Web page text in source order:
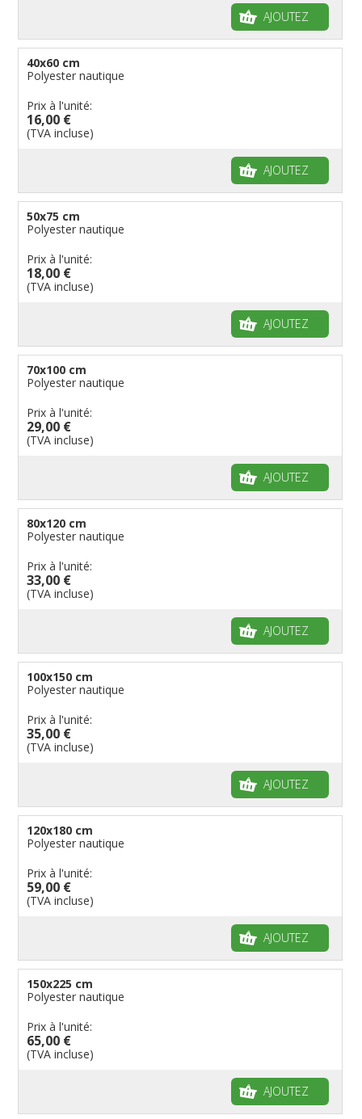
AJOUTEZ
40x60 cm
Polyester nautique
Prix à l'unité:
16,00 €
(TVA incluse)
AJOUTEZ
50x75 cm
Polyester nautique
Prix à l'unité:
18,00 €
(TVA incluse)
AJOUTEZ
70x100 cm
Polyester nautique
Prix à l'unité:
29,00 €
(TVA incluse)
AJOUTEZ
80x120 cm
Polyester nautique
Prix à l'unité:
33,00 €
(TVA incluse)
AJOUTEZ
100x150 cm
Polyester nautique
Prix à l'unité:
35,00 €
(TVA incluse)
AJOUTEZ
120x180 cm
Polyester nautique
Prix à l'unité:
59,00 €
(TVA incluse)
AJOUTEZ
150x225 cm
Polyester nautique
Prix à l'unité:
65,00 €
(TVA incluse)
AJOUTEZ